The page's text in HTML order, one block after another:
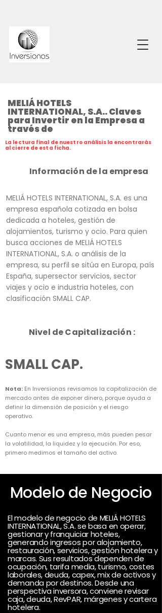
MELIÁ HOTELS
INTERNATIONAL, S.A.. Claves
para Invertir en la Empresa a
través de
La lectura final de nuestro análisis la encontrarás
al cierre de esta ficha.
Información de la empresa
MELIÁ HOTELS INTERNATIONAL, S.A. es una
empresa española cotizada en bolsa
dedicada a hoteles, gestión de
alojamientos, turismo y ocio. Para quien
busca acciones de MELIÁ HOTELS
INTERNATIONAL, S.A. o análisis de la
empresa, su perfil se sitúa en Europa, país
España, supersector servicios, sector
viajes y ocio e industria hoteles, con
clasificación SMALL CAP.
Nivel de Capitalización :
SMALL CAP.
Nota: En Inversionas revisamos la capitalización de
mercado antes de exponer dinero, porque ayuda a
definir la dimensión de posición y el riesgo
operativo.
Cuanto menor es una empresa, más pueden pesar
la volatilidad, la liquidez y la ejecución. Por eso,
primero medimos el tamaño del activo.
Modelo de Negocio
El modelo de negocio de MELIÁ HOTELS
INTERNATIONAL, S.A. se basa en operar,
gestionar y franquiciar hoteles,
generando ingresos por alojamiento,
restauración, servicios, gestión hotelera y
marcas. Sus resultados dependen de
ocupación, tarifa media, turismo, costes
laborales, deuda, capex, mix de activos y
demanda por destinos. Desde una
perspectiva inversora, conviene revisar
caja, deuda, RevPAR, márgenes y cartera
hotelera.